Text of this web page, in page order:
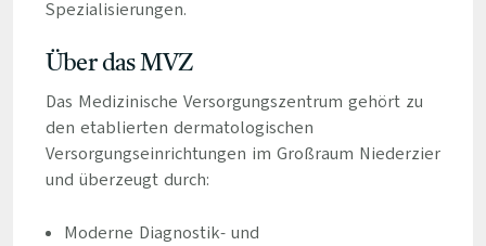
Spezialisierungen.
Über das MVZ
Das Medizinische Versorgungszentrum gehört zu
den etablierten dermatologischen
Versorgungseinrichtungen im Großraum Niederzier
und überzeugt durch:
Moderne Diagnostik- und